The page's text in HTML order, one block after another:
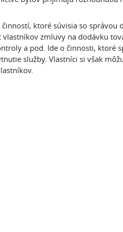
činností, ktoré súvisia so
vlastníkov zmluvy na dodávku
a pod. Ide o činnosti, ktoré
služby. Vlastníci si však